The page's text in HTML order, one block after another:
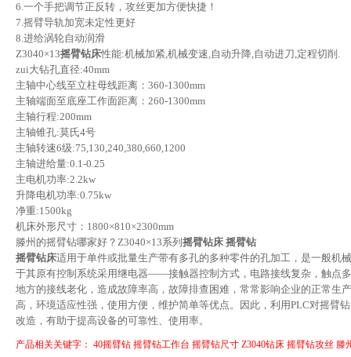
6.一个手把调节正反转，攻丝更加方便快捷！
7.摇臂导轨加宽未定性更好
8.进给涡轮自动润滑
Z3040×13摇臂钻床性能:机械加紧,机械变速,自动升降,自动进刀,定程切削.
zui大钻孔直径:40mm
主轴中心线至立柱母线距离：360-1300mm
主轴端面至底座工作面距离：260-1300mm
主轴行程:200mm
主轴锥孔:莫氏4号
主轴转速6级:75,130,240,380,660,1200
主轴进给量:0.1-0.25
主电机功率:2.2kw
升降电机功率:0.75kw
净重:1500kg
机床外形尺寸：1800×810×2300mm
滕州的摇臂钻哪家好？Z3040×13系列 摇臂钻床 摇臂钻
摇臂钻床适用于单件或批量生产带有多孔的多种零件的孔加工，是一般机
于其原有控制系统采用继电器——接触器控制方式，电路接线复杂，触点
地方的接线老化，造成故障率高，故障排查困难，常常影响企业的正常生
高，环境适应性强，使用方便，维护简单等优点。因此，利用PLC对摇臂
改造，有助于提高设备的可靠性、使用率。
产品相关关键字： 40摇臂钻 摇臂钻工作台 摇臂钻尺寸 Z3040钻床 摇臂钻攻丝 滕